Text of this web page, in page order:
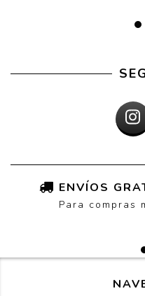
ENVÍOS
Para compras